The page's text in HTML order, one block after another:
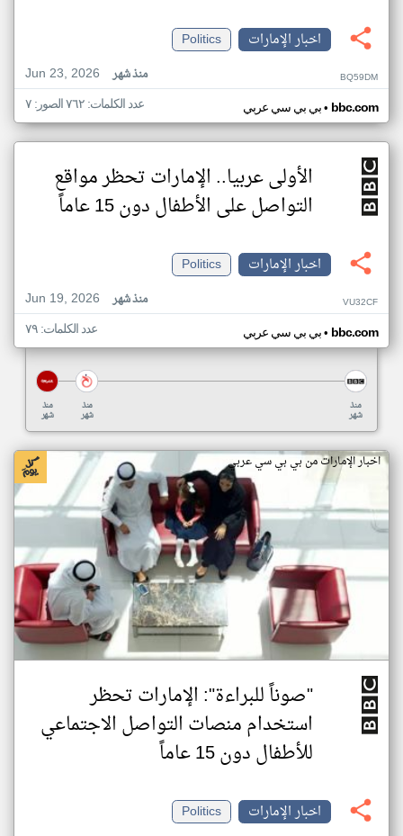
اخبار الإمارات
Politics
Jun 23, 2026
منذ شهر BQ59DM
بي بي سي عربي• bbc.com عدد الكلمات: ٧٦٢ الصور: ٧
الأولى عربيا.. الإمارات تحظر مواقع
التواصل على الأطفال دون 15 عاماً
اخبار الإمارات
Politics
Jun 19, 2026
منذ شهر VU32CF
بي بي سي عربي• bbc.com عدد الكلمات: ٧٩
منذ
شهر
منذ
شهر
منذ
شهر
اخبار الإمارات من بي بي سي عربي
"صوناً للبراءة": الإمارات تحظر
استخدام منصات التواصل الاجتماعي
للأطفال دون 15 عاماً
اخبار الإمارات
Politics